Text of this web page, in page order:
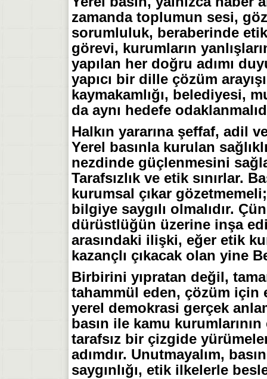
zamanda toplumun sesi,
sorumluluk, beraberinde
görevi, kurumların
yapılan her doğru adımı
yapıcı bir dille çözüm
kaymakamlığı, belediyesi,
da aynı hedefe
Halkın yararına şeffaf, adil
Yerel basınla kurulan
nezdinde güçlenmesini
Tarafsızlık ve etik sınırlar.
kurumsal çıkar
bilgiye saygılı olmalıdır.
dürüstlüğün üzerine inşa
arasındaki ilişki, eğer etik
kazançlı çıkacak olan yine
Birbirini yıpratan değil,
tahammül eden, çözüm
yerel demokrasi gerçek
basın ile kamu
tarafsız bir çizgide
adımdır. Unutmayalım,
saygınlığı, etik ilkelerle